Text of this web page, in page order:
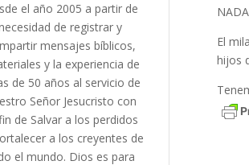
El
hijos
el año 2005 a partir de
de registrar y
mensajes bíblicos,
y la experiencia de
de 50 años al servicio de
Señor Jesucristo con
de Salvar a los perdidos
a los creyentes de
el mundo. Dios es para